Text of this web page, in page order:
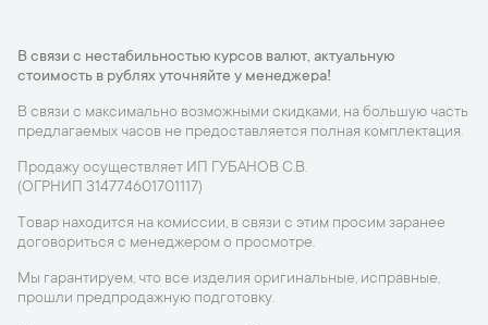
В связи с нестабильностью курсов валют, актуальную
стоимость в рублях уточняйте у менеджера!
В связи с максимально возможными скидками, на большую часть
предлагаемых часов не предоставляется полная комплектация.
Продажу осуществляет ИП ГУБАНОВ С.В.
(ОГРНИП 314774601701117)
Товар находится на комиссии, в связи с этим просим заранее
договориться с менеджером о просмотре.
Мы гарантируем, что все изделия оригинальные, исправные,
прошли предпродажную подготовку.